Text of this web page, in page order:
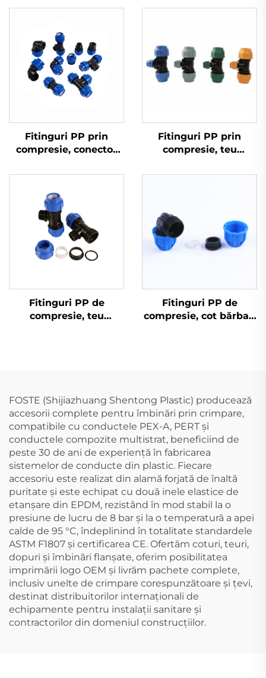
Fitinguri PP prin
compresie, conector
grade Pn16 Pn10
Fitinguri PP prin
compresie, teu
HDPE
Fitinguri PP de
compresie, teu
Fitinguri PP de
compresie, cot bărbat,
FOSTE (Shijiazhuang Shentong Plastic) producează
accesorii complete pentru îmbinări prin crimpare,
compatibile cu conductele PEX-A, PERT și
conductele compozite multistrat, beneficiind de
peste 30 de ani de experiență în fabricarea
sistemelor de conducte din plastic. Fiecare
accesoriu este realizat din alamă forjată de înaltă
puritate și este echipat cu două inele elastice de
etanșare din EPDM, rezistând în mod stabil la o
presiune de lucru de 8 bar și la o temperatură a apei
calde de 95 °C, îndeplinind în totalitate standardele
ASTM F1807 și certificarea CE. Ofertăm coturi, teuri,
dopuri și îmbinări flanșate, oferim posibilitatea
imprimării logo OEM și livrăm pachete complete,
inclusiv unelte de crimpare corespunzătoare și țevi,
destinat distribuitorilor internaționali de
echipamente pentru instalații sanitare și
contractorilor din domeniul construcțiilor.